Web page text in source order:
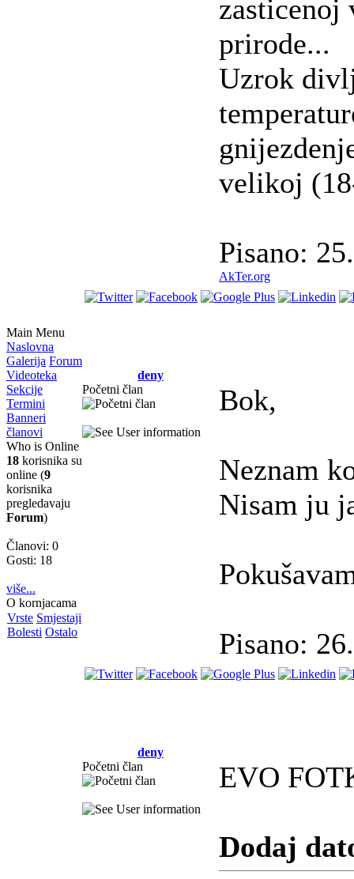
Main Menu
Naslovna
Galerija Forum
Videoteka
Sekcije
Termini
Banneri
članovi
Who is Online
18 korisnika su
online (9
korisnika
pregledavaju
Forum)
Članovi: 0
Gosti: 18
više...
O kornjacama
Vrste Smjestaji
Bolesti Ostalo
prirode...
Uzrok
velikoj
Pisano:
AkTer.org
deny
Početni član
Bok,
Neznam
Nisam ju
Pisano:
deny
Početni član
EVO
Dodaj